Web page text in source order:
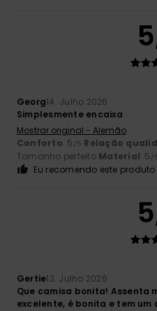
5
Georg14. Julho 2026
Simplesmente encaixa
Mostrar original - Alemão
Conforto: 5 /5 Relação
Tamanho perfeito Material: 5 /
Eu recomendo este produto
5
Gertie12. Julho 2026
Que camisa bonita! Assenta
excelente, é bonita e tem um